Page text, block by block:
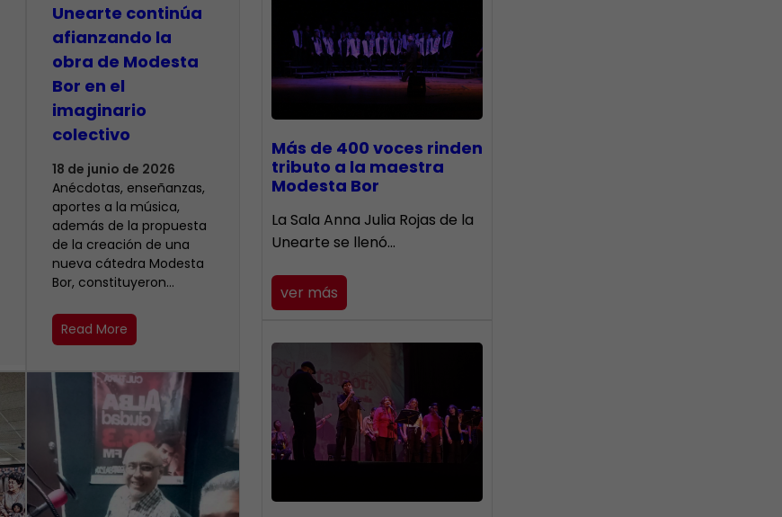
Unearte continúa
afianzando la
obra de Modesta
Bor en el
imaginario
colectivo
18 de junio de 2026
Anécdotas, enseñanzas,
aportes a la música,
además de la propuesta
de la creación de una
nueva cátedra Modesta
Bor, constituyeron…
Read More
Más de 400 voces rinden
tributo a la maestra
Modesta Bor
​La Sala Anna Julia Rojas de la
Unearte se llenó…
ver más